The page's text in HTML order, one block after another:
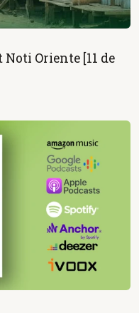
Noti Oriente [11 de